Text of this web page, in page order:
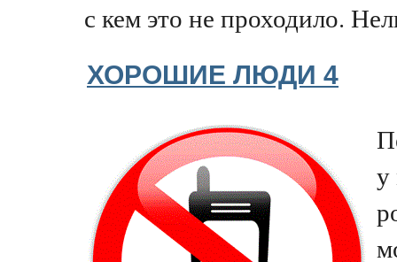
с кем это не проходило.
ХОРОШИЕ ЛЮДИ 4
у